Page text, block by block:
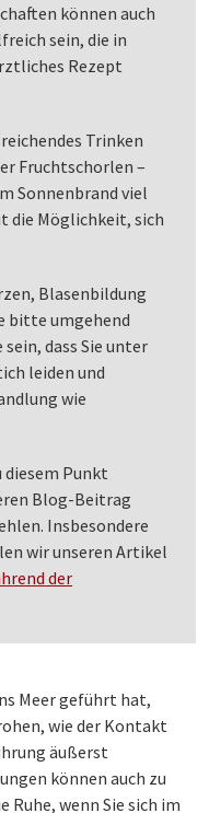
können auch
sein, die in
Rezept
Trinken
Fruchtschorlen –
Sonnenbrand viel
die Möglichkeit, sich
Blasenbildung
bitte umgehend
dass Sie unter
leiden und
wie
diesem Punkt
Blog-Beitrag
Insbesondere
wir unseren Artikel
der
Meer geführt hat,
wie der Kontakt
äußerst
können auch zu
Ruhe, wenn Sie sich im